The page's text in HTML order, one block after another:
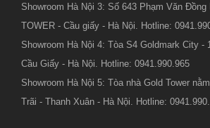
Showroom Hà Nội 3: Số 643 Phạm Văn Đồng
TOWER - Cầu giấy - Hà Nội. Hotline:
Showroom Hà Nội 4: Tòa S4 Goldmark City -
Cầu Giấy - Hà Nội. Hotline: 0941.990.965
Showroom Hà Nội 5: Tòa nhà Gold Tower
Trãi - Thanh Xuân - Hà Nội. Hotline: